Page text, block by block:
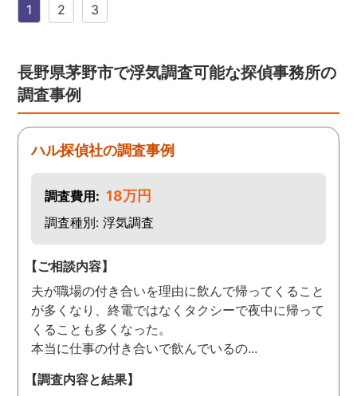
現在離婚調停中です。弁護
1 2 3
長野県茅野市で浮気調査可能な探偵事務所の
調査事例
ハル探偵社の調査事例
調査費用: 18万円
調査種別: 浮気調査
【ご相談内容】
夫が職場の付き合いを理由に飲んで帰ってくること
が多くなり、終電ではなくタクシーで夜中に帰って
くることも多くなった。
本当に仕事の付き合いで飲んでいるの...
【調査内容と結果】